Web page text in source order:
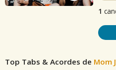
1
Top Tabs & Acordes de Mom